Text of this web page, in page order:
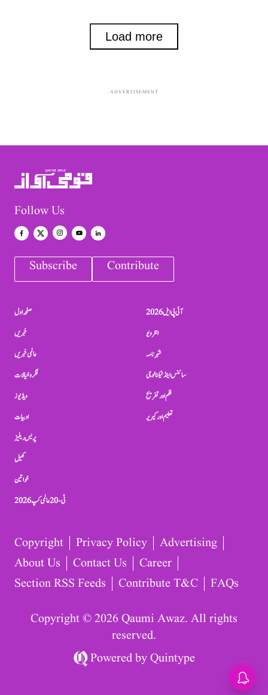
Load more
ADVERTISEMENT
Follow Us
Subscribe Contribute
صفحہ اول
خبریں
عالمی خبریں
فکر و خیالات
ویڈیوز
ادبیات
پریس ریلیز
کھیل
خواتین
ٹی-20 عالمی کپ 2026
آئی پی ایل 2026
انٹرویو
شہرنامہ
سائنس اینڈ ٹیکنالوجی
فلم اور تفریح
تعلیم اور کیریر
Copyright Privacy Policy
Advertising
About Us
Contact Us
Career
Section RSS Feeds
Contribute T&C FAQs
Copyright © 2026 Qaumi Awaz. All rights
reserved.
Powered byQuintype